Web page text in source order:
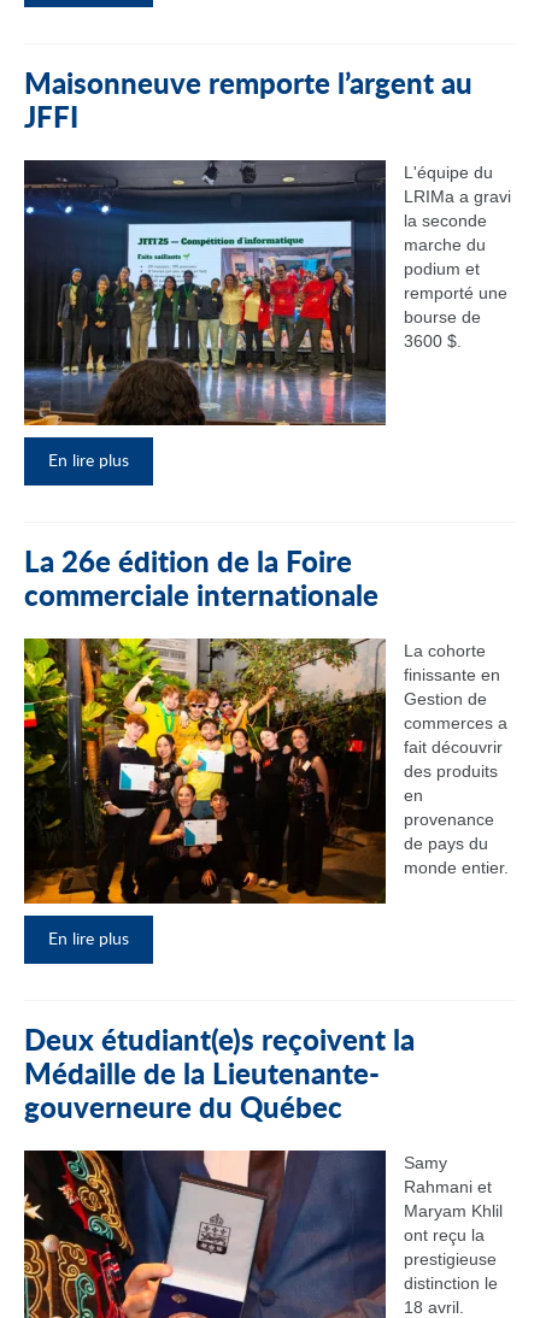
Maisonneuve remporte l’argent au
JFFI
L'équipe du
LRIMa a gravi
la seconde
marche du
podium et
remporté une
bourse de
3600 $.
En lire plus
La 26e édition de la Foire
commerciale internationale
La cohorte
finissante en
Gestion de
commerces a
fait découvrir
des produits
en
provenance
de pays du
monde entier.
En lire plus
Deux étudiant(e)s reçoivent la
Médaille de la Lieutenante-
gouverneure du Québec
Samy
Rahmani et
Maryam Khlil
ont reçu la
prestigieuse
distinction le
18 avril.